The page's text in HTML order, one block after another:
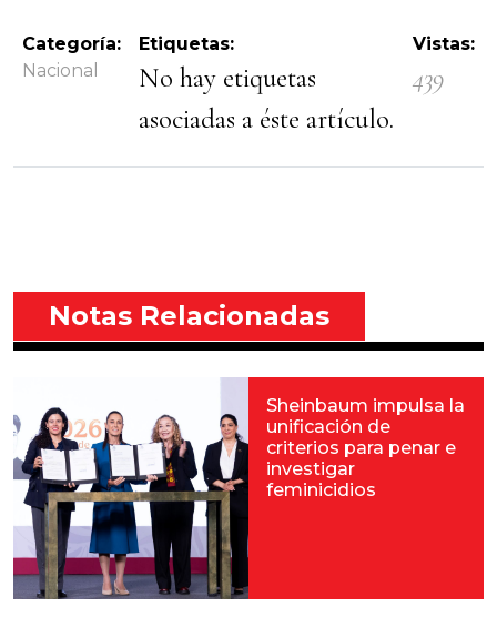
Categoría:
Nacional
Etiquetas:
No hay etiquetas
asociadas a éste artículo.
Vistas:
439
Notas Relacionadas
Sheinbaum impulsa la
unificación de
criterios para penar e
investigar
feminicidios